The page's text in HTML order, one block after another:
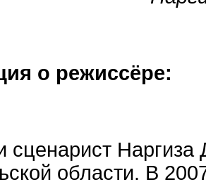
о режиссёре:
сценарист
области. В